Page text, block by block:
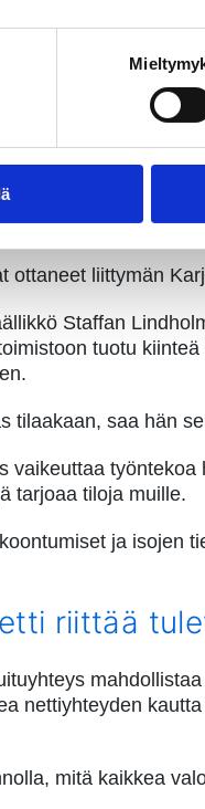
toiminnan a
on
Lundmark kuvailee.
myös siksi, että
ottaneet liittymän
Staffan
tuotu
tilaakaan, saa hän
vaikeuttaa
tarjoaa tiloja muille.
ja isojen
riittää
nettiyhteyden
mitä kaikkea